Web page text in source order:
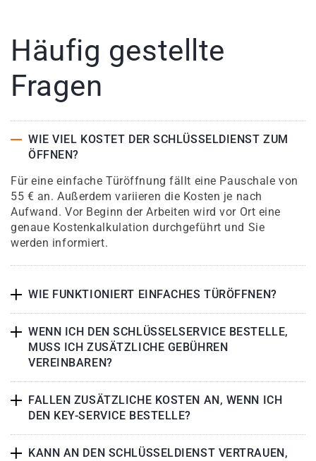
Häufig gestellte
Fragen
WIE VIEL KOSTET DER SCHLÜSSELDIENST ZUM
ÖFFNEN?
Für eine einfache Türöffnung fällt eine Pauschale von
55 € an. Außerdem variieren die Kosten je nach
Aufwand. Vor Beginn der Arbeiten wird vor Ort eine
genaue Kostenkalkulation durchgeführt und Sie
werden informiert.
WIE FUNKTIONIERT EINFACHES TÜRÖFFNEN?
WENN ICH DEN SCHLÜSSELSERVICE BESTELLE,
MUSS ICH ZUSÄTZLICHE GEBÜHREN
VEREINBAREN?
FALLEN ZUSÄTZLICHE KOSTEN AN, WENN ICH
DEN KEY-SERVICE BESTELLE?
KANN AN DEN SCHLÜSSELDIENST VERTRAUEN,